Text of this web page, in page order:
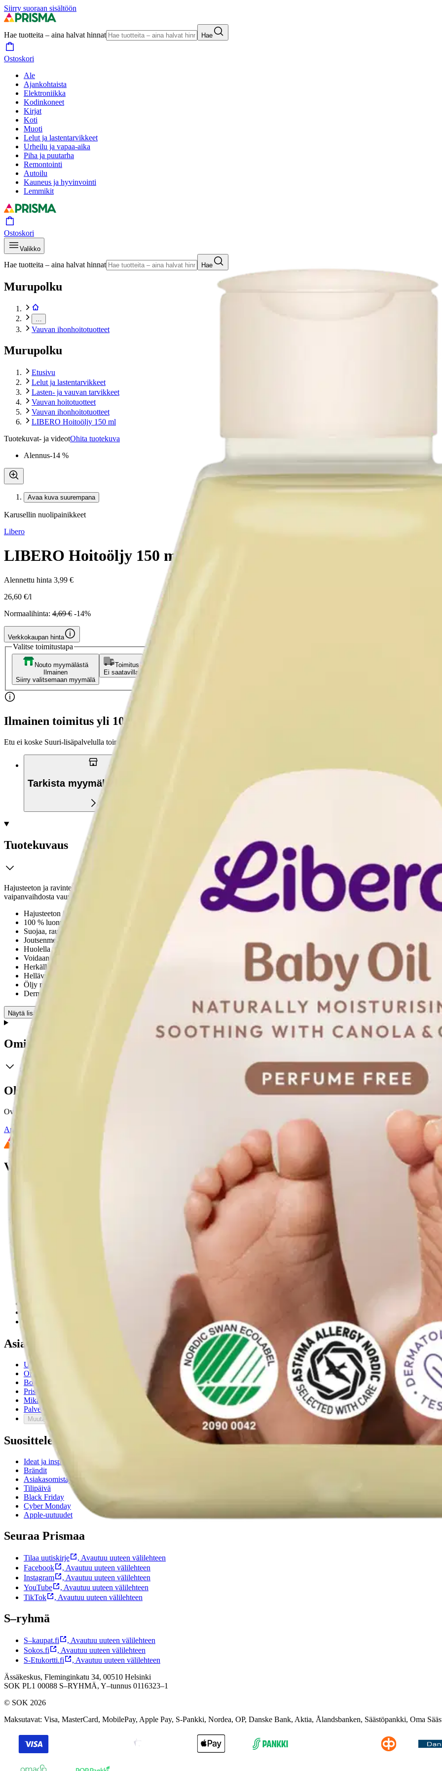
Siirry suoraan sisältöön
Hae tuotteita – aina halvat hinnat Hae
Ostoskori
Ale
Ajankohtaista
Elektroniikka
Kodinkoneet
Kirjat
Koti
Muoti
Lelut ja lastentarvikkeet
Urheilu ja vapaa-aika
Piha ja puutarha
Remontointi
Autoilu
Kauneus ja hyvinvointi
Lemmikit
Ostoskori
Valikko
Hae tuotteita – aina halvat hinnat Hae
Murupolku
Vauvan ihonhoitotuotteet
Murupolku
Etusivu
Lelut ja lastentarvikkeet
Lasten- ja vauvan tarvikkeet
Vauvan hoitotuotteet
Vauvan ihonhoitotuotteet
LIBERO Hoitoöljy 150 ml
Tuotekuvat- ja videotOhita tuotekuva
Alennus-14 %
Avaa kuva suurempana
Karusellin nuolipainikkeet
Libero
LIBERO Hoitoöljy 150 ml
Alennettu hinta 3,99 €
26,60 €/l
Normaalihinta: 4,69 € -14%
Verkkokaupan hinta
Valitse toimitustapa
Nouto myymälästä
Ilmainen
Siirry valitsemaan myymälä
Toimitus
Ei saatavilla
Ilmainen toimitus yli 100 €:n tilauksille Postin pakettiautomaattiin tai
Etu ei koske Suuri‑lisäpalvelulla toimitettavia tuotteita.
Tarkista myymäläsaatavuus
Tuotekuvaus
Hajusteeton ja ravinteikas vauvaöljy on valmistettu pohjoismaisesta rapsi- ja kauraöljystä. Kosteuttaa, rauhoittaa ja pehmentää vauvan
vaipanvaihdosta vauvan hierontaan ja helpottamaan karstan poistamista. Asthma Allergy Nordicin suosittelema. Joutsenmerkitty ja
Hajusteeton ja ravinteikas vauvaöljy
100 % luonnollisia raaka-aineita
Suojaa, rauhoittaa ja kosteuttaa ihoa.
Joutsenmerkitty & Asthma Allergy Nordicin suosittelema
Huolella valitut ainesosat sisältävät rapsi- ja kauraöljyä
Voidaan käyttää vastasyntyneille
Herkälle iholle
Hellävarainen
Öljy moniin tilanteisiin
Dermatologisesti testattu
Näytä lisää
Ominaisuudet
Oletko tyytyväinen tuotetietoihin?
Ovatko tuotetiedot riittävät? Jos tuotetiedoissa on puutteita tai niitä voisi muuten parantaa, anna palautetta.
Anna palautetta
Verkkokauppa
Asiakaspalvelu
Usein kysytyt kysymykset
Ota yhteyttä asiakaspalveluun
Bonus ja asiakasomistajuus
Prisma-myymälöiden yhteystiedot
Mikä on Prisma?
Palvelut Prismassa
Muuta evästeasetuksia
Suosittelemme
Ideat ja inspiraatio
Brändit
Asiakasomistajapäivät
Tilipäivä
Black Friday
Cyber Monday
Apple-uutuudet
Seuraa Prismaa
Tilaa uutiskirje , Avautuu uuteen välilehteen
Facebook
, Avautuu uuteen välilehteen
Instagram
, Avautuu uuteen välilehteen
YouTube
, Avautuu uuteen välilehteen
TikTok
, Avautuu uuteen välilehteen
S–ryhmä
S–kaupat.fi , Avautuu uuteen välilehteen
Sokos.fi
, Avautuu uuteen välilehteen
S-Etukortti.fi
, Avautuu uuteen välilehteen
Ässäkeskus, Fleminginkatu 34, 00510 Helsinki
SOK PL1 00088 S–RYHMÄ, Y–tunnus 0116323–1
© SOK 2026
Maksutavat: Visa, MasterCard, MobilePay, Apple Pay, S-Pankki, Nordea, OP, Danske Bank, Aktia, Ålandsbanken, Säästöpankki, Oma